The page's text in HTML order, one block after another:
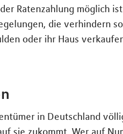
Ratenzahlung möglich
die verhindern
oder ihr Haus
in Deutschland
sie zukommt. Wer auf